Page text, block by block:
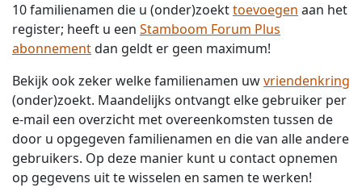
10 familienamen die u (onder)zoekttoevoegen aan het
register; heeft u een Stamboom Forum Plus
abonnementdan geldt er geen maximum!
Bekijk ook zeker welke familienamen uwvriendenkring
(onder)zoekt. Maandelijks ontvangt elke gebruiker per
e-mail een overzicht met overeenkomsten tussen de
door u opgegeven familienamen en die van alle andere
gebruikers. Op deze manier kunt u contact opnemen
op gegevens uit te wisselen en samen te werken!